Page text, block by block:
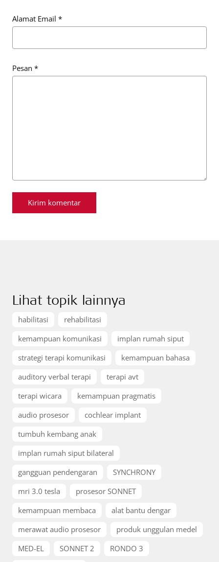
Alamat Email *
Pesan *
Lihat topik lainnya
habilitasi
rehabilitasi
kemampuan komunikasi
implan rumah siput
strategi terapi komunikasi
kemampuan bahasa
auditory verbal terapi
terapi avt
terapi wicara
kemampuan pragmatis
audio prosesor
cochlear implant
tumbuh kembang anak
implan rumah siput bilateral
gangguan pendengaran
SYNCHRONY
mri 3.0 tesla
prosesor SONNET
kemampuan membaca
alat bantu dengar
merawat audio prosesor
produk unggulan medel
MED-EL
SONNET 2
RONDO 3